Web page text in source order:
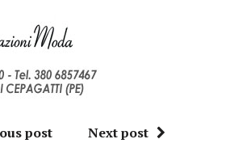
post Next post